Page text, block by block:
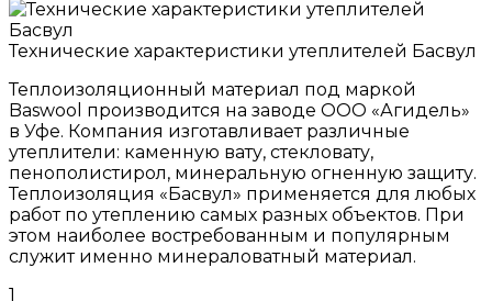
Технические характеристики утеплителей Басвул
Теплоизоляционный материал под маркой
Baswool производится на заводе ООО «Агидель»
в Уфе. Компания изготавливает различные
утеплители: каменную вату, стекловату,
пенополистирол, минеральную огненную защиту.
Теплоизоляция «Басвул» применяется для любых
работ по утеплению самых разных объектов. При
этом наиболее востребованным и популярным
служит именно минераловатный материал.
1